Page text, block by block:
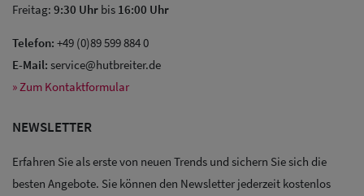
Sale: Caps
Sale:
Baseball
Caps
Freitag: 9:30 Uhr bis 16:00 Uhr
Telefon: +49 (0)89 599 884 0
E-Mail: service@hutbreiter.de
» Zum Kontaktformular
NEWSLETTER
Erfahren Sie als erste von neuen Trends und sichern Sie sich die
besten Angebote. Sie können den Newsletter jederzeit kostenlos